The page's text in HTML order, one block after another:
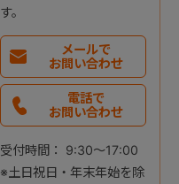
す。
メールで
お問い合わせ
電話で
お問い合わせ
受付時間： 9:30～17:00
※土日祝日・年末年始を除